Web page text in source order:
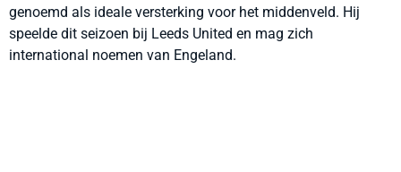
genoemd als ideale versterking voor het middenveld. Hij
speelde dit seizoen bij Leeds United en mag zich
international noemen van Engeland.